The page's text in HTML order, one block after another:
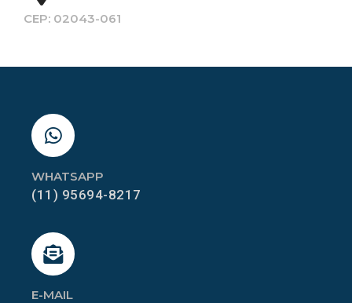
CEP: 02043-061
E-MAIL
WHATSAPP
(11) 95694-8217